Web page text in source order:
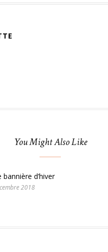
You Might Also Like
bannière d’hiver
2018